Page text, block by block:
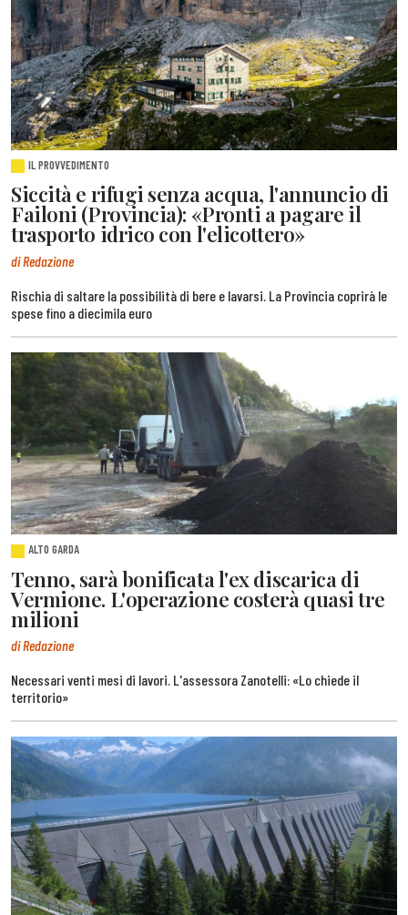
IL PROVVEDIMENTO
Siccità e rifugi senza acqua, l'annuncio di
Failoni (Provincia): «Pronti a pagare il
trasporto idrico con l'elicottero»
di Redazione
Rischia di saltare la possibilità di bere e lavarsi. La Provincia coprirà le
spese fino a diecimila euro
ALTO GARDA
Tenno, sarà bonificata l'ex discarica di
Vermione. L'operazione costerà quasi tre
milioni
di Redazione
Necessari venti mesi di lavori. L'assessora Zanotelli: «Lo chiede il
territorio»